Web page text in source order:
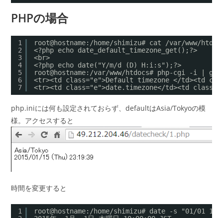
PHPの場合
1
2
3
4
5
6
7
root@hostname:/home/shimizu# cat /var/www/
<?php echo date_default_timezone_get();?>
<br>
<?php echo date("Y/m/d (D) H:i:s");?>
root@hostname:/var/www/htdocs# php-cgi -i |
<tr><td class="e">Default timezone </td><td
<tr><td class="e">date.timezone</td><td
php.iniには何も設定されておらず、defaultはAsia/Tokyoの模
様。アクセスすると
時間を変更すると
1
root@hostname:/home/shimizu# date -s "01/01